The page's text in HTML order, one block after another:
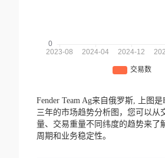
Fender Team Ag来自俄罗斯,
上图
三年的市场趋势分析图，您可以从
量、交易重量不同纬度的趋势来了
周期和业务稳定性。